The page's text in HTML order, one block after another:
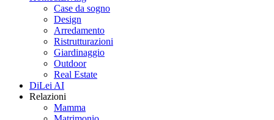
Case da sogno
Design
Arredamento
Ristrutturazioni
Giardinaggio
Outdoor
Real Estate
DiLei AI
Relazioni
Mamma